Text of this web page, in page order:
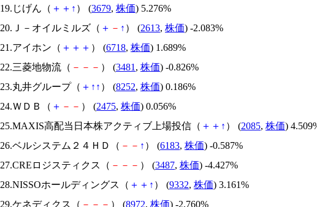
19.じげん（ ＋ ＋ ↑ ） (3679, 株価) 5.276%
20.Ｊ－オイルミルズ（ ＋ － ↑ ） (2613, 株価) -2.083%
21.アイホン（ ＋ ＋ ＋ ） (6718, 株価) 1.689%
22.三菱地物流（ － － － ） (3481 , 株価) -0.826%
23.丸井グループ（ ＋ ↑ ↑ ） (8252, 株価) 0.186%
24.ＷＤＢ（ ＋ － － ） (2475, 株価) 0.056%
25.MAXIS高配当日本株アクティブ上場投信（ ＋ ＋ ↑ ） (2085, 株価)
26.ベルシステム２４ＨＤ（ － － ↑ ） (6183, 株価) -0.587%
27.CREロジスティクス（ － － － ） (3487, 株価) -4.427%
28.NISSOホールディングス（ ＋ ＋ ↑ ） (9332, 株価) 3.161%
29.ケネディクス（ － － － ） (8972, 株価) -2.760%